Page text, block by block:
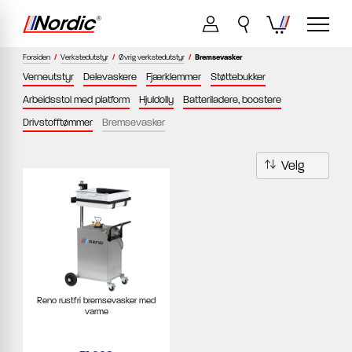
Forsiden / Verkstedutstyr / Øvrig verkstedutstyr / Bremsevasker
Verneutstyr Delevaskere Fjærklemmer
Støttebukker
Arbeidsstol med platform
Hjuldolly
Batteriladere, boostere
Drivstofftømmer
Bremsevasker
Reno rustfri bremsevasker med
varme